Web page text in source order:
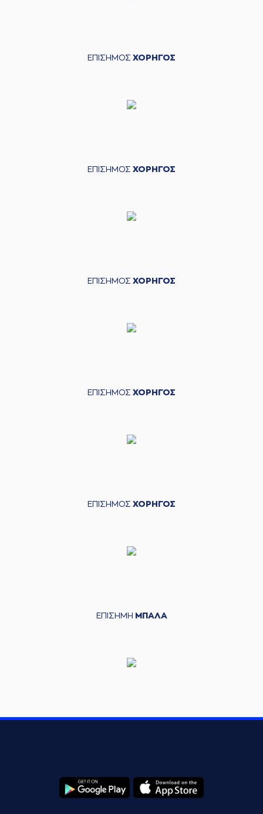
ΕΠΙΣΗΜΟΣ ΧΟΡΗΓΟΣ
ΕΠΙΣΗΜΟΣ ΧΟΡΗΓΟΣ
ΕΠΙΣΗΜΟΣ ΧΟΡΗΓΟΣ
ΕΠΙΣΗΜΟΣ ΧΟΡΗΓΟΣ
ΕΠΙΣΗΜΟΣ ΧΟΡΗΓΟΣ
ΕΠΙΣΗΜΗ ΜΠΑΛΑ